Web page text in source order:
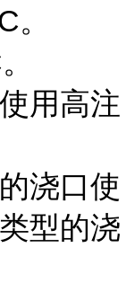
用高注
浇口使
型的浇